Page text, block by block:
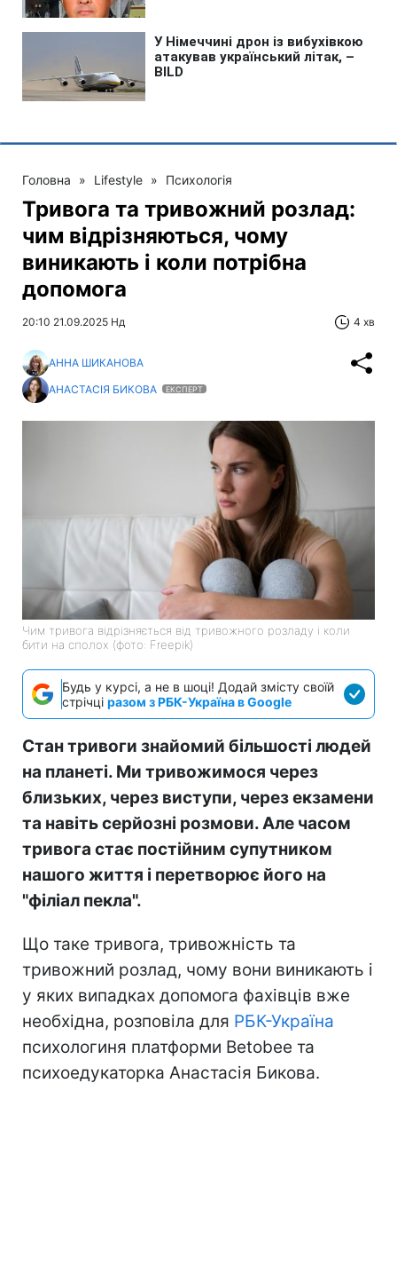
Головна » Lifestyle » Психологія
Тривога та тривожний розлад:
чим відрізняються, чому
виникають і коли потрібна
допомога
20:10 21.09.2025 Нд 4 хв
АННА ШИКАНОВА
АНАСТАСІЯ БИКОВА
ЕКСПЕРТ
Чим тривога відрізняється від тривожного розладу і коли
бити на сполох (фото: Freepik)
Будь у курсі, а не в шоці! Додай змісту своїй
стрічці разом з РБК-Україна в Google
Стан тривоги знайомий більшості людей
на планеті. Ми тривожимося через
близьких, через виступи, через екзамени
та навіть серйозні розмови. Але часом
тривога стає постійним супутником
нашого життя і перетворює його на
"філіал пекла".
Що таке тривога, тривожність та
тривожний розлад, чому вони виникають і
у яких випадках допомога фахівців вже
необхідна, розповіла для РБК-Україна
психологиня платформи Betobee та
психоедукаторка Анастасія Бикова.